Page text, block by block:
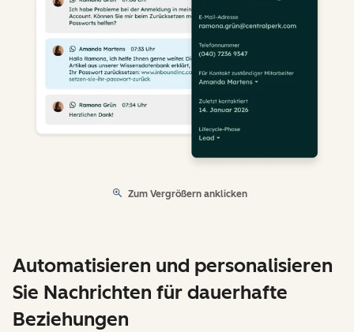
Zum Vergrößern anklicken
Automatisieren und personalisieren
Sie Nachrichten für dauerhafte
Beziehungen